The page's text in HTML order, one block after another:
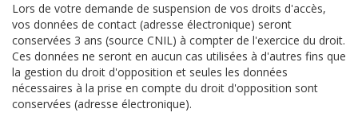
Lors de votre demande de suspension de vos droits d'accès,
vos données de contact (adresse électronique) seront
conservées 3 ans (source CNIL) à compter de l'exercice du droit.
Ces données ne seront en aucun cas utilisées à d'autres fins que
la gestion du droit d'opposition et seules les données
nécessaires à la prise en compte du droit d'opposition sont
conservées (adresse électronique).